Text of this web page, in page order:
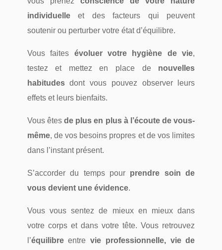
individuelleet des facteurs qui peuvent
soutenir ou perturber votre état d’équilibre.
Vous faites évoluer votre hygiène de vie,
testez et mettez en place de nouvelles
habitudesdont vous pouvez observer leurs
effets et leurs bienfaits.
Vous êtesde plus en plus à l’écoute de vous-
même, de vos besoins propres et de vos limites
dans l’instant présent.
S’accorder du temps pour prendre soin de
vous devient une évidence.
Vous vous sentez de mieux en mieux dans
votre corps et dans votre tête.Vous retrouvez
l’équilibreentre vie professionnelle, vie de